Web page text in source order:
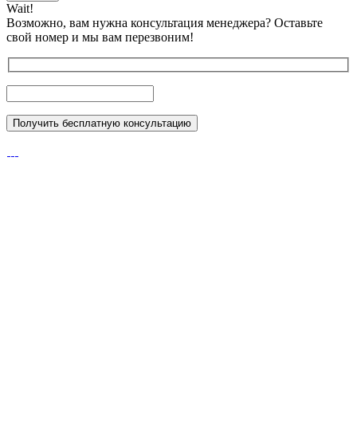
Wait!
Возможно, вам нужна консультация менеджера? Оставьте
свой номер и мы вам перезвоним!